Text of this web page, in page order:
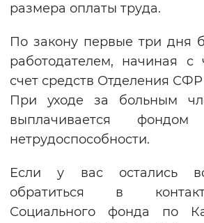
размера оплаты труда.
По закону первые три дня
работодателем, начиная
счет средств Отделения
При уходе за больным
выплачивается
нетрудоспособности.
Если у вас остались
обратиться в
Социального фонда по